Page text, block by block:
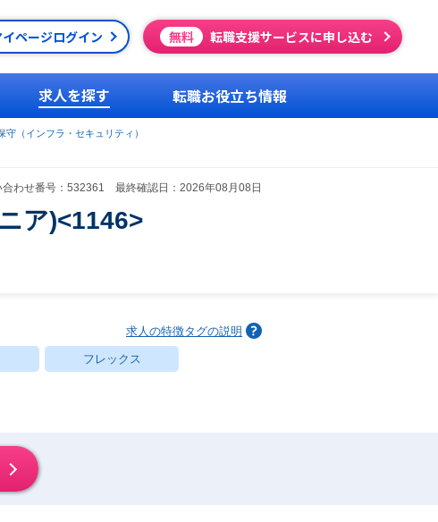
イページログイン 無料 転職支援サービスに申し込む
求人を探す 転職お役立ち情報
守（インフラ・セキュリティ）
合わせ番号：532361 最終確認日：2026年08月08日
ア)<1146>
求人の特徴タグの説明
フレックス